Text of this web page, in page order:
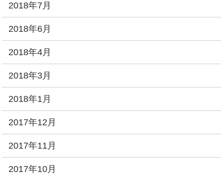
2018年7月
2018年6月
2018年4月
2018年3月
2018年1月
2017年12月
2017年11月
2017年10月